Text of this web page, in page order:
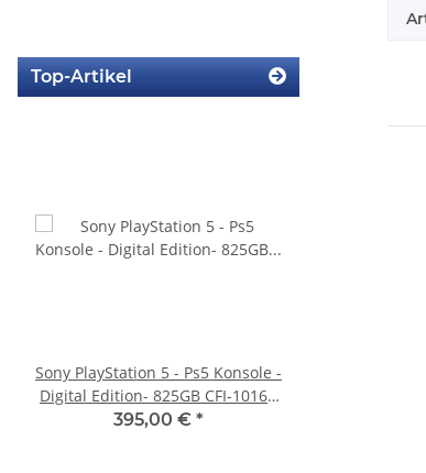
Top-Artikel
Sony PlayStation 5 - Ps5 Konsole -
Digital Edition- 825GB CFI-1016B
gebraucht
395,00 € *